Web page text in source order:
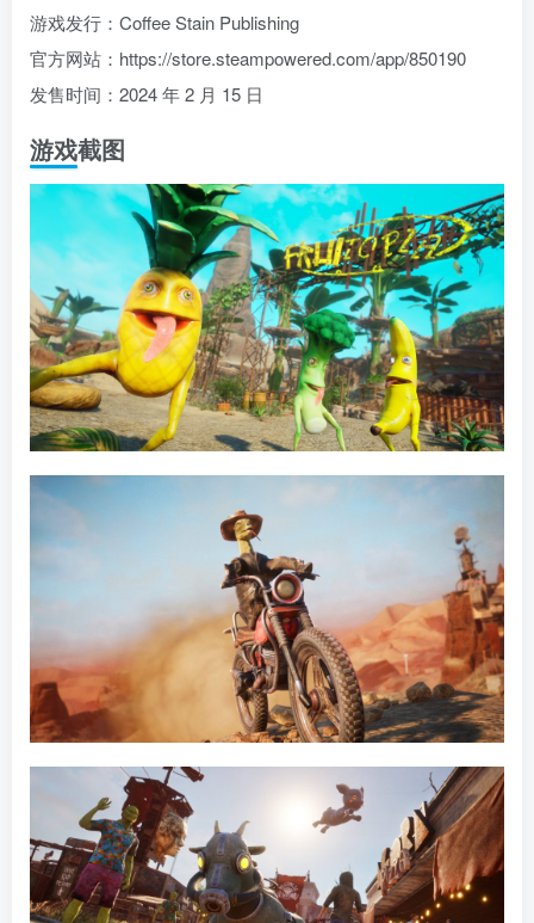
游戏发行：Coffee Stain Publishing
官方网站：https://store.steampowered.com/app/850190
发售时间：2024 年 2 月 15 日
游戏截图